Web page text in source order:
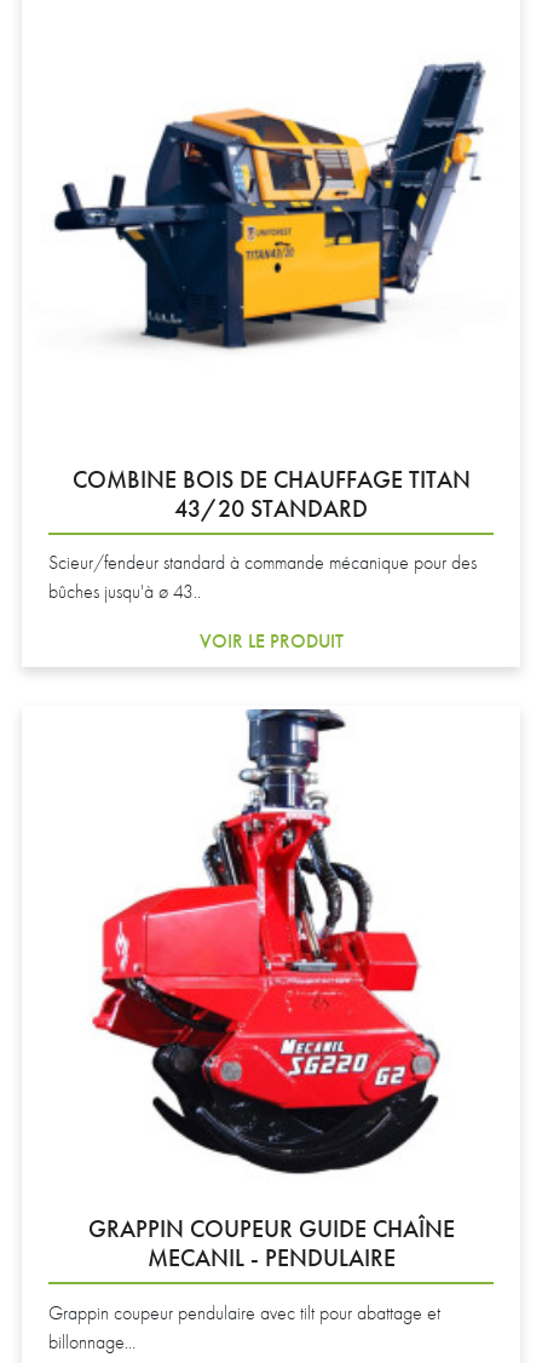
COMBINE BOIS DE CHAUFFAGE TITAN
43/20 STANDARD
Scieur/fendeur standard à commande mécanique pour des
bûches jusqu'à ø 43..
VOIR LE PRODUIT
GRAPPIN COUPEUR GUIDE CHAÎNE
MECANIL - PENDULAIRE
Grappin coupeur pendulaire avec tilt pour abattage et
billonnage...